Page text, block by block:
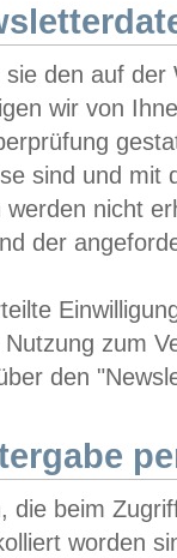
sie den auf der
wir von
sind und mit
werden nicht
der
Nutzung zum
den
die beim
worden